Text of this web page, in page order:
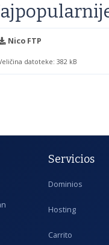
Nico FTP
datoteke: 382 kB
Servicios
Dominios
Hosting
Carrito